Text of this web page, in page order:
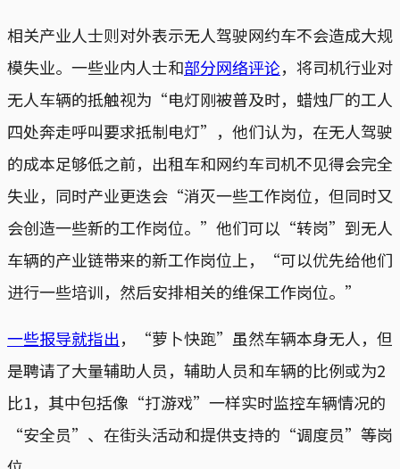
相关产业人士则对外表示无人驾驶网约车不会造成大规
模失业。一些业内人士和部分网络评论，将司机行业对
无人车辆的抵触视为“电灯刚被普及时，蜡烛厂的工人
四处奔走呼叫要求抵制电灯”，他们认为，在无人驾驶
的成本足够低之前，出租车和网约车司机不见得会完全
失业，同时产业更迭会“消灭一些工作岗位，但同时又
会创造一些新的工作岗位。”他们可以“转岗”到无人
车辆的产业链带来的新工作岗位上，“可以优先给他们
进行一些培训，然后安排相关的维保工作岗位。”
一些报导就指出，“萝卜快跑”虽然车辆本身无人，但
是聘请了大量辅助人员，辅助人员和车辆的比例或为2
比1，其中包括像“打游戏”一样实时监控车辆情况的
“安全员”、在街头活动和提供支持的“调度员”等岗